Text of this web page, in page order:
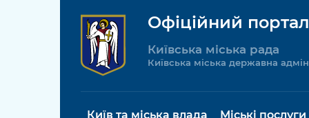
Офіційний
Київська міська рада
Київська міська державна
Київ та міська влада Міські послуги